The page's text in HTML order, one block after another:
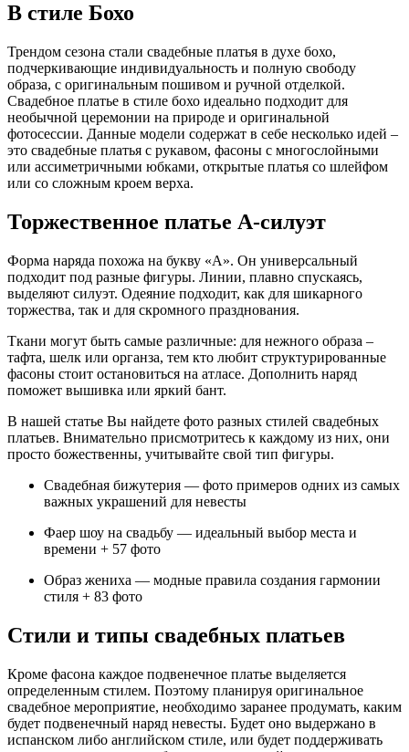
В стиле Бохо
Трендом сезона стали свадебные платья в духе бохо,
подчеркивающие индивидуальность и полную свободу
образа, с оригинальным пошивом и ручной отделкой.
Свадебное платье в стиле бохо идеально подходит для
необычной церемонии на природе и оригинальной
фотосессии. Данные модели содержат в себе несколько идей –
это свадебные платья с рукавом, фасоны с многослойными
или ассиметричными юбками, открытые платья со шлейфом
или со сложным кроем верха.
Торжественное платье А-силуэт
Форма наряда похожа на букву «А». Он универсальный
подходит под разные фигуры. Линии, плавно спускаясь,
выделяют силуэт. Одеяние подходит, как для шикарного
торжества, так и для скромного празднования.
Ткани могут быть самые различные: для нежного образа –
тафта, шелк или органза, тем кто любит структурированные
фасоны стоит остановиться на атласе. Дополнить наряд
поможет вышивка или яркий бант.
В нашей статье Вы найдете фото разных стилей свадебных
платьев. Внимательно присмотритесь к каждому из них, они
просто божественны, учитывайте свой тип фигуры.
Свадебная бижутерия — фото примеров одних из самых
важных украшений для невесты
Фаер шоу на свадьбу — идеальный выбор места и
времени + 57 фото
Образ жениха — модные правила создания гармонии
стиля + 83 фото
Стили и типы свадебных платьев
Кроме фасона каждое подвенечное платье выделяется
определенным стилем. Поэтому планируя оригинальное
свадебное мероприятие, необходимо заранее продумать, каким
будет подвенечный наряд невесты. Будет оно выдержано в
испанском либо английском стиле, или будет поддерживать